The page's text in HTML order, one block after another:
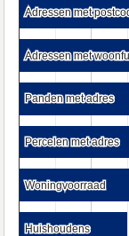
Adressen met
Adressen met
Adressen met
Adressen met
Panden met adres
Panden met adres
Percelen met adres
Percelen met adres
Woningvoorraad
Woningvoorraad
Huishoudens
Huishoudens